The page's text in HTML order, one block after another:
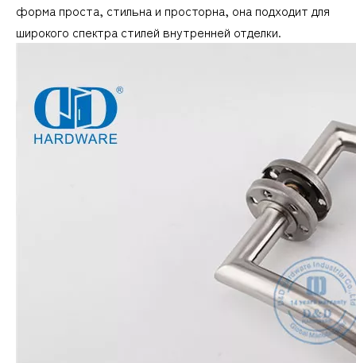
форма проста, стильна и просторна, она подходит для
широкого спектра стилей внутренней отделки.